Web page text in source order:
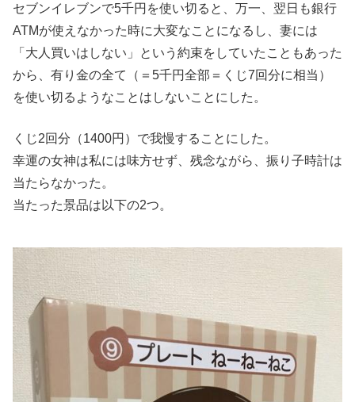
セブンイレブンで5千円を使い切ると、万一、翌日も銀行
ATMが使えなかった時に大変なことになるし、妻には
「大人買いはしない」という約束をしていたこともあった
から、有り金の全て（＝5千円全部＝くじ7回分に相当）
を使い切るようなことはしないことにした。
くじ2回分（1400円）で我慢することにした。
幸運の女神は私には味方せず、残念ながら、振り子時計は
当たらなかった。
当たった景品は以下の2つ。